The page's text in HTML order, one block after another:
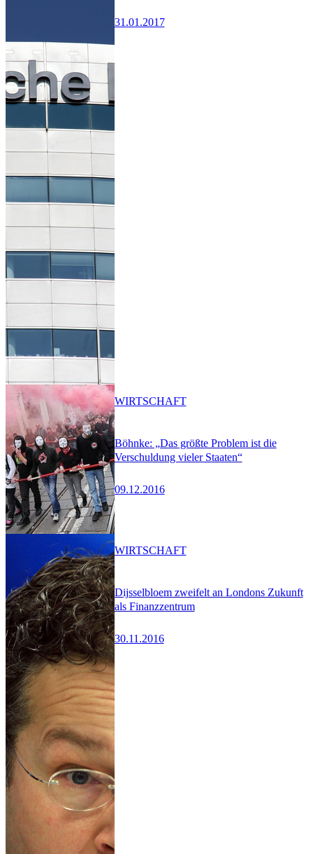
31.01.2017
Böhnke: „Das größte Problem ist die
Verschuldung vieler Staaten“
09.12.2016
WIRTSCHAFT
Dijsselbloem zweifelt an Londons Zukunft
als Finanzzentrum
30.11.2016
WIRTSCHAFT